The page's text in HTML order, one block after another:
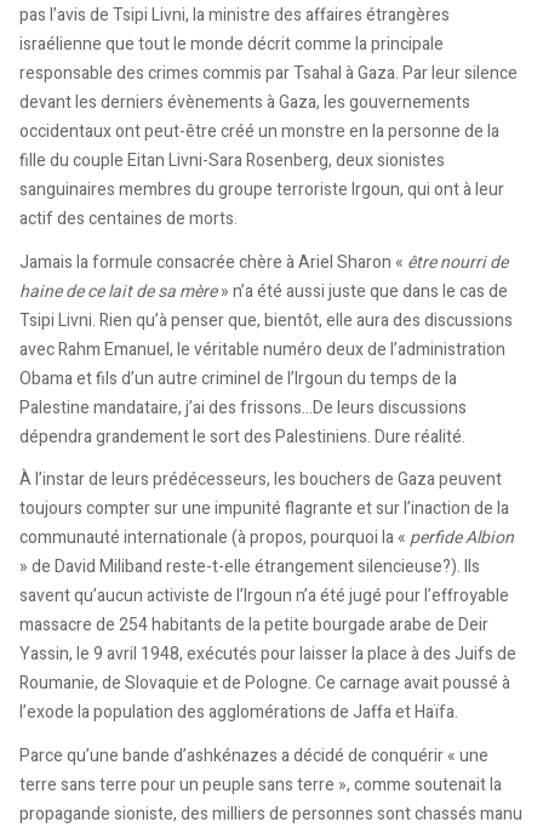
pas l’avis de Tsipi Livni, la ministre des affaires étrangères
israélienne que tout le monde décrit comme la principale
responsable des crimes commis par Tsahal à Gaza. Par leur silence
devant les derniers évènements à Gaza, les gouvernements
occidentaux ont peut-être créé un monstre en la personne de la
fille du couple Eitan Livni-Sara Rosenberg, deux sionistes
sanguinaires membres du groupe terroriste Irgoun, qui ont à leur
actif des centaines de morts.
Jamais la formule consacrée chère à Ariel Sharon « être nourri de
haine de ce lait de sa mère» n’a été aussi juste que dans le cas de
Tsipi Livni. Rien qu’à penser que, bientôt, elle aura des discussions
avec Rahm Emanuel, le véritable numéro deux de l’administration
Obama et fils d’un autre criminel de l’Irgoun du temps de la
Palestine mandataire, j’ai des frissons…De leurs discussions
dépendra grandement le sort des Palestiniens. Dure réalité.
À l’instar de leurs prédécesseurs, les bouchers de Gaza peuvent
toujours compter sur une impunité flagrante et sur l’inaction de la
communauté internationale (à propos, pourquoi la «perfide Albion
» de David Miliband reste-t-elle étrangement silencieuse?). Ils
savent qu’aucun activiste de l’Irgoun n’a été jugé pour l’effroyable
massacre de 254 habitants de la petite bourgade arabe de Deir
Yassin, le 9 avril 1948, exécutés pour laisser la place à des Juifs de
Roumanie, de Slovaquie et de Pologne. Ce carnage avait poussé à
l’exode la population des agglomérations de Jaffa et Haïfa.
Parce qu’une bande d’ashkénazes a décidé de conquérir « une
terre sans terre pour un peuple sans terre », comme soutenait la
propagande sioniste, des milliers de personnes sont chassés manu